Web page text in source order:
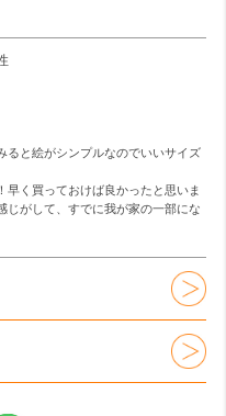
ると絵がシンプルなのでいいサイズ
早く買っておけば良かったと思いま
じがして、すでに我が家の一部にな